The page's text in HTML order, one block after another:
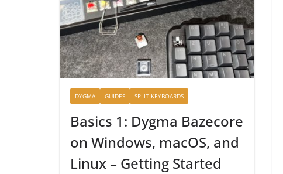
DYGMA GUIDES SPLIT KEYBOARDS
Basics 1: Dygma Bazecore
on Windows, macOS, and
Linux – Getting Started